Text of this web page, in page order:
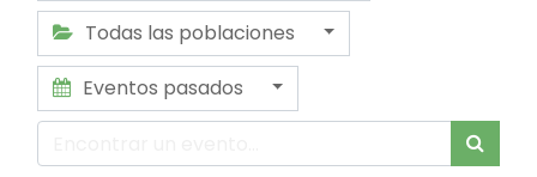
Todas las poblaciones
Eventos pasados